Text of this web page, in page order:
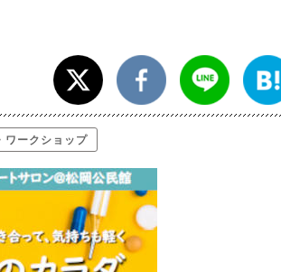
ワークショップ